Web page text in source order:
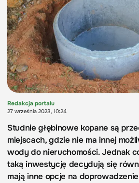
Redakcja portalu
27 września 2023, 10:24
Studnie głębinowe kopane są
miejscach, gdzie nie ma innej
wody do nieruchomości. Jednak
taką inwestycję decydują się
mają inne opcje na